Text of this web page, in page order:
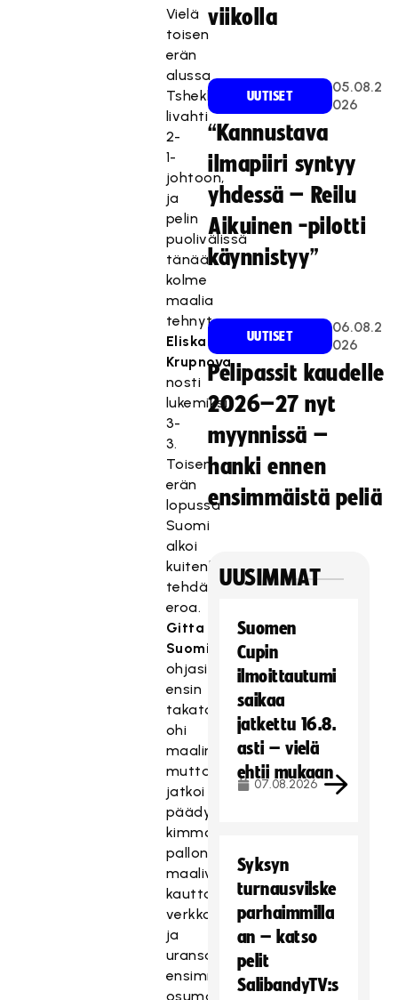
Vielä
toisen
erän
alussa
Tshekki
livahti
2-
1-
johtoon,
ja
pelin
puolivälissä
tänään
kolme
maalia
tehnyt
Eliska
Krupnova
nosti
lukemiksi
3-
3.
Toisen
erän
lopussa
Suomi
alkoi
kuitenkin
tehdä
eroa.
Gitta
Suominen
ohjasi
ensin
takatolpalta
ohi
maalin,
mutta
jatkoi
päädystä
kimmonneen
pallon
maalivahdin
kautta
verkkoon
ja
uransa
ensimmäisen
osuman
viikolla
UUTISET
05.08.2
026
“Kannustava
ilmapiiri syntyy
yhdessä – Reilu
Aikuinen -pilotti
käynnistyy”
UUTISET
06.08.2
026
Pelipassit kaudelle
2026–27 nyt
myynnissä –
hanki ennen
ensimmäistä peliä
UUSIMMAT
Suomen
Cupin
ilmoittautumi
saikaa
jatkettu 16.8.
asti – vielä
ehtii mukaan
07.08.2026
Syksyn
turnausvilske
parhaimmilla
an – katso
pelit
SalibandyTV:s